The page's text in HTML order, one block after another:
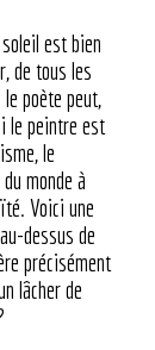
est bien
de tous les
poète peut,
le peintre est
le
monde à
Voici une
dessus de
précisément
lâcher de